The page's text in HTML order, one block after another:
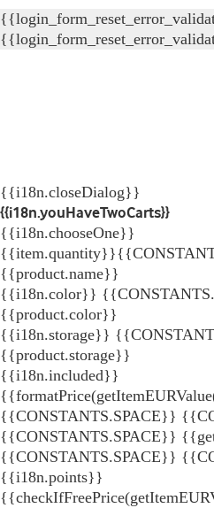
{{i18n.closeDialog}}
{{i18n.youHaveTwoCarts}}
{{i18n.chooseOne}}
{{product.name}}
{{i18n.color}}
{{product.color}}
{{i18n.storage}}
{{product.storage}}
{{i18n.included}}
{{CONSTANTS.SPACE}}
{{CONSTANTS.SPACE}}
{{CONSTANTS.SPACE}}
{{i18n.points}}